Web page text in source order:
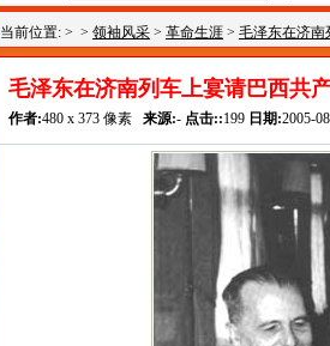
当前位置: > > 领袖风采 > 革命生涯 > 毛泽东在济南
毛泽东在济南列车上宴请巴西共
作者:480 x 373 像素 来源:- 点击::199 日期:2005-